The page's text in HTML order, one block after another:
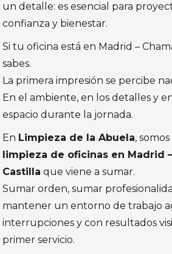
un detalle: es esencial para
confianza y bienestar.
Si tu oficina está en Madrid –
sabes.
La primera impresión se percibe
En el ambiente, en los detalles y
espacio durante la jornada.
En Limpieza de la Abuela,
limpieza de oficinas en Madrid
Castilla que viene a sumar.
Sumar orden, sumar
mantener un entorno de trabajo
interrupciones y con resultados
primer servicio.